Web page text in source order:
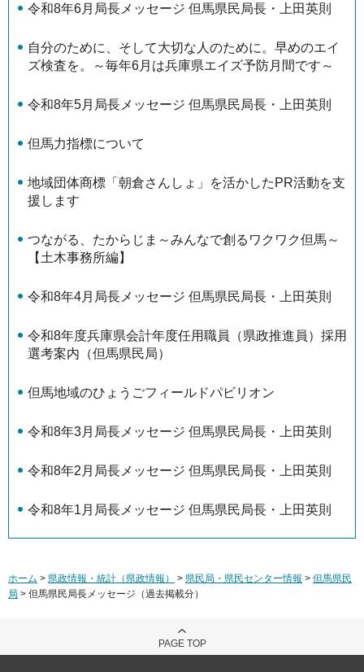
令和8年6月局長メッセージ 但馬県民局長・上田英則
自分のために、そして大切な人のために。早めのエイ
ズ検査を。～毎年6月は兵庫県エイズ予防月間です～
令和8年5月局長メッセージ 但馬県民局長・上田英則
但馬力指標について
地域団体商標「朝倉さんしょ」を活かしたPR活動を支
援します
つながる、たからじま～みんなで創るワクワク但馬～
【土木事務所編】
令和8年4月局長メッセージ 但馬県民局長・上田英則
令和8年度兵庫県会計年度任用職員（県政推進員）採用
選考案内（但馬県民局）
但馬地域のひょうごフィールドパビリオン
令和8年3月局長メッセージ 但馬県民局長・上田英則
令和8年2月局長メッセージ 但馬県民局長・上田英則
令和8年1月局長メッセージ 但馬県民局長・上田英則
ホーム > 県政情報・統計（県政情報） > 県民局・県民センター情報 > 但馬県民
局 > 但馬県民局長メッセージ（過去掲載分）
PAGE TOP